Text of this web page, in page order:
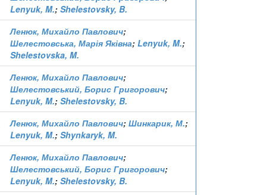
Lenyuk, M.; Shelestovsky, B.
Ленюк, Михайло Павлович;
Шелестовська, Марія Яківна; Lenyuk, M.;
Shelestovska, M.
Ленюк, Михайло Павлович;
Шелестовський, Борис Григорович;
Lenyuk, M.; Shelestovsky, B.
Ленюк, Михайло Павлович; Шинкарик, М.;
Lenyuk, M.; Shynkaryk, M.
Ленюк, Михайло Павлович;
Шелестовський, Борис Григорович;
Lenyuk, M.; Shelestovsky, B.